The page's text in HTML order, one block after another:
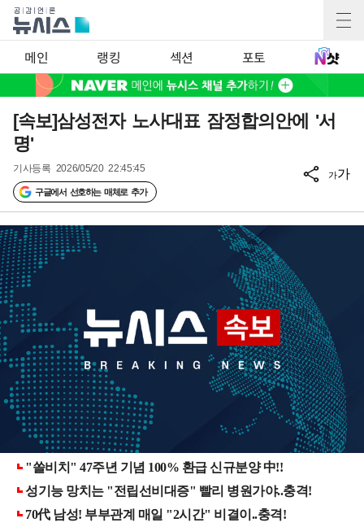
메인 랭킹 섹션 포토
[속보]삼성전자 노사대표 잠정합의안에 '서
명'
기사등록 2026/05/20 22:45:45
구글에서 선호하는 매체로 추가
가가